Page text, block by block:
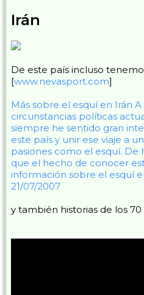
Irán
De este país incluso
[www.nevasport.com]
Más sobre el esquí en Irán A
circunstancias políticas
siempre he sentido gran
este país y unir ese viaje a
pasiones como el esquí. De
que el hecho de conocer
información sobre el esquí
21/07/2007
y también historias de los